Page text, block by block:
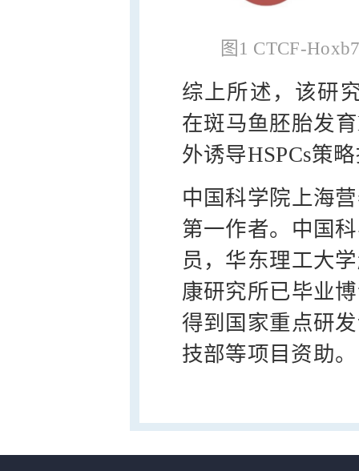
图1 CTCF-
综上所述，该研
在斑马鱼胚胎发
外诱导HSPCs策
中国科学院上海
第一作者。中国
员，华东理工大
康研究所已毕业
得到国家重点研
技部等项目资助。